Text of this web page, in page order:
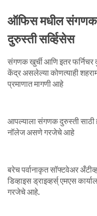
ऑफिस मधील संगणक
दुरुस्ती सर्व्हिसेस
संगणक खुर्ची आणि इतर फर्निचर
केंद्र असलेल्या कोणत्याही
प्रमाणात मागणी आहे
आपल्याला संगणक दुरुस्ती साठी
नॉलेज असणे गरजेचे आहे
बरेच पर्वानाकृत सॉफ्टवेअर
डिव्हाइस ड्राइव्हर्स् एमएस
गरजेचे आहे.